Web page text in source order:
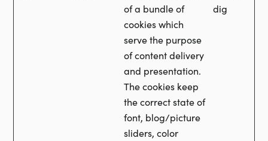
of a bundle of
cookies which
serve the purpose
of content delivery
and presentation.
The cookies keep
the correct state of
font, blog/picture
sliders, color
dig